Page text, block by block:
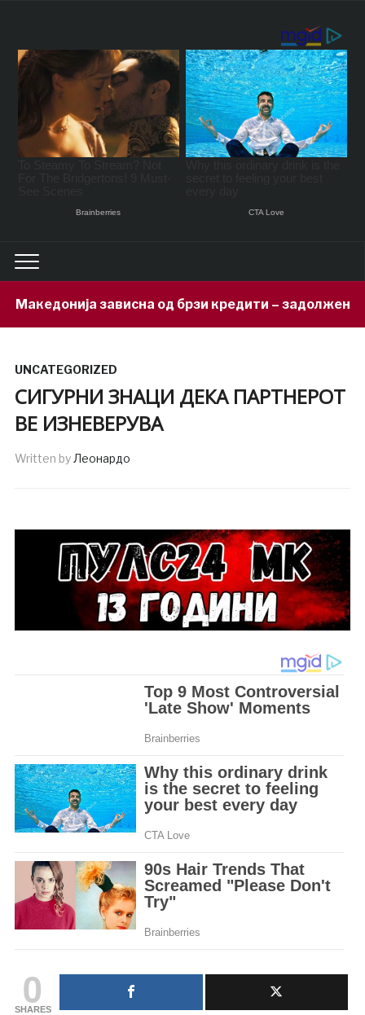
од брзи кредити – задолжени 333 милиони
UNCATEGORIZED
СИГУРНИ ЗНАЦИ ДЕКА ПАРТНЕРОТ
ВЕ ИЗНЕВЕРУВА
Written byЛеонардо
0
SHARES